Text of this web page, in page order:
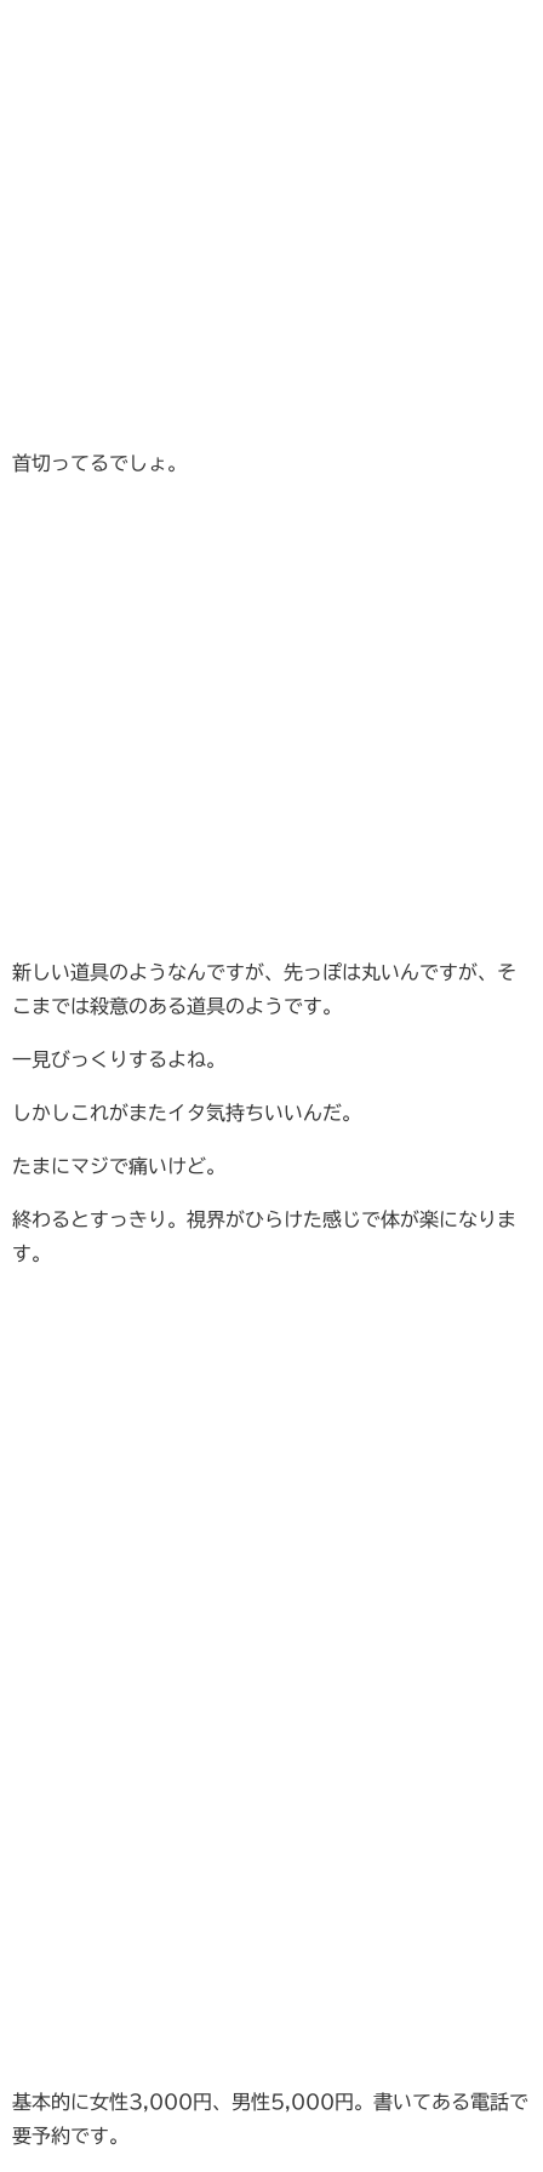
首切ってるでしょ。
新しい道具のようなんですが、先っぽは丸いんですが、そ
こまでは殺意のある道具のようです。
一見びっくりするよね。
しかしこれがまたイタ気持ちいいんだ。
たまにマジで痛いけど。
終わるとすっきり。視界がひらけた感じで体が楽になりま
す。
基本的に女性3,000円、男性5,000円。書いてある電話で
要予約です。